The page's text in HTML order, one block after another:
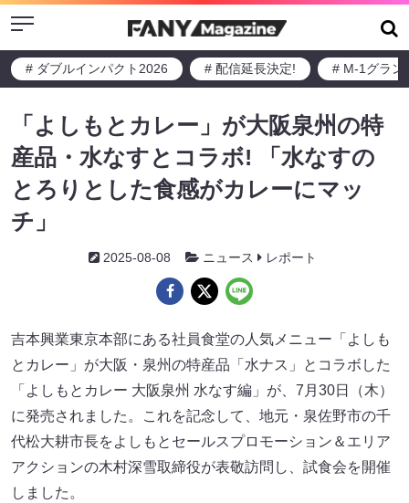
Menu
# ダブルインパクト2026 # 配信延長決定! # M-1グラン
「よしもとカレー」が大阪泉州の特
産品・水なすとコラボ! 「水なすの
とろりとした食感がカレーにマッ
チ」
2025-08-08 ニュース レポート
吉本興業東京本部にある社員食堂の人気メニュー「よしも
とカレー」が大阪・泉州の特産品「水ナス」とコラボした
「よしもとカレー 大阪泉州 水なす編」が、7月30日（木）
に発売されました。これを記念して、地元・泉佐野市の千
代松大耕市長をよしもとセールスプロモーション＆エリア
アクションの木村深雪取締役が表敬訪問し、試食会を開催
しました。